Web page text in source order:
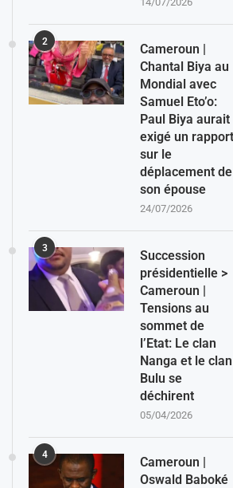
2
Cameroun |
Chantal Biya au
Mondial avec
Samuel Eto’o:
Paul Biya aurait
exigé un rapport
sur le
déplacement de
son épouse
24/07/2026
3
Succession
présidentielle >
Cameroun |
Tensions au
sommet de
l’Etat: Le clan
Nanga et le clan
Bulu se
déchirent
05/04/2026
4
Cameroun |
Oswald Baboké